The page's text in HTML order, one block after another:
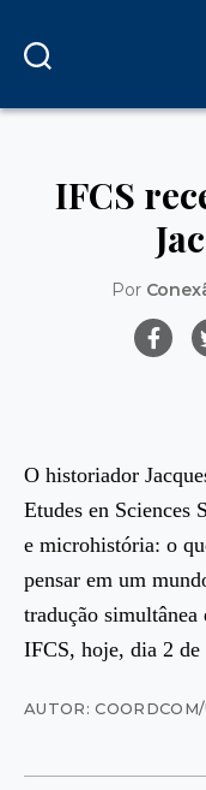
IFCS
Por
O historiador
Etudes en Sciences
e microhistória: o
pensar em um
tradução
IFCS, hoje, dia 2 de
AUTOR: COORDCOM/